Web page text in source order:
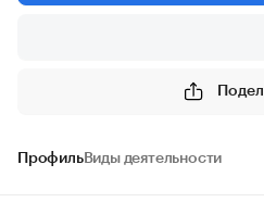
ПрофильВиды деятельности